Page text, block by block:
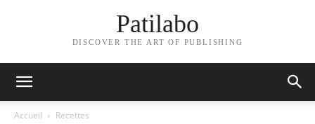
Patilabo
DISCOVER THE ART OF PUBLISHING
Accueil Recettes